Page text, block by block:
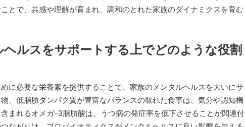
とで、共感や理解が育まれ、調和のとれた家族のダイナミクスを育む
ルスをサポートする上でどのような役割
に必要な栄養素を提供することで、家族のメンタルヘルスを大いにサ
、低脂肪タンパク質が豊富なバランスの取れた食事は、気分や認知機
まれるオメガ-3脂肪酸は、うつ病の発症率を低下させることが関連付